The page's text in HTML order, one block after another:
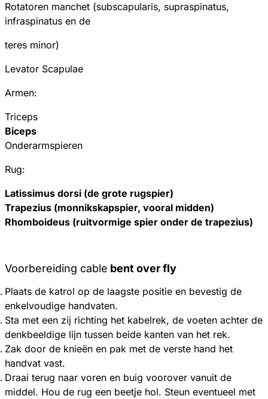
Rotatoren manchet (subscapularis, supraspinatus,
infraspinatus en de
teres minor)
Levator Scapulae
Armen:
Triceps
Biceps
Onderarmspieren
Rug:
Latissimus dorsi (de grote rugspier)
Trapezius (monnikskapspier, vooral midden)
Rhomboideus (ruitvormige spier onder de trapezius)
Voorbereiding cable bent over fly
Plaats de katrol op de laagste positie en bevestig de
enkelvoudige handvaten.
Sta met een zij richting het kabelrek, de voeten achter de
denkbeeldige lijn tussen beide kanten van het rek.
Zak door de knieën en pak met de verste hand het
handvat vast.
Draai terug naar voren en buig voorover vanuit de
middel. Hou de rug een beetje hol. Steun eventueel met